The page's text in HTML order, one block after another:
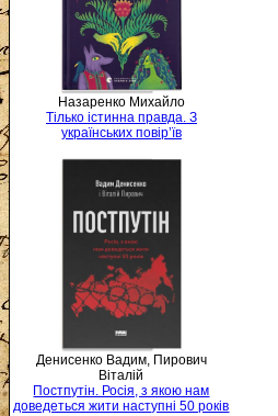
Назаренко Михайло
Тілько істинна правда. З
українських повір’їв
Денисенко Вадим, Пирович
Віталій
Постпутін. Росія, з якою нам
доведеться жити наступні 50 років